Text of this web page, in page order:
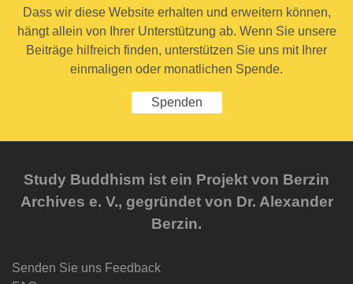
Dass wir diese Website erhalten und erweitern können,
hängt allein von Ihrer Unterstützung ab. Wenn Sie unsere
Beiträge hilfreich finden, unterstützen Sie uns mit Ihrer
einmaligen oder monatlichen Spende.
Spenden
Study Buddhism ist ein Projekt von Berzin
Archives e. V., gegründet von Dr. Alexander
Berzin.
Senden Sie uns Feedback